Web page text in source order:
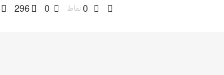
0 نقاط 0
296